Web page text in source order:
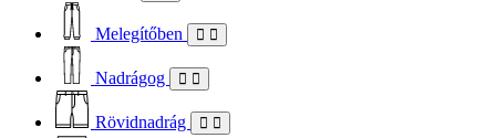
Melegítőben
Nadrágog
Rövidnadrág